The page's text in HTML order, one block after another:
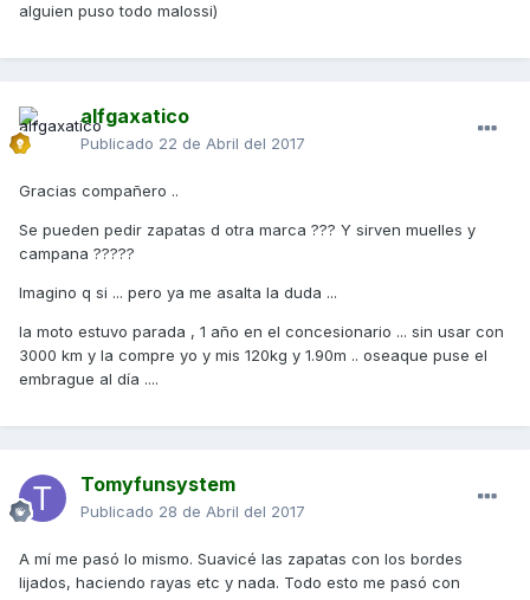
alguien puso todo malossi)
alfgaxatico
Publicado 22 de Abril del 2017
Gracias compañero ..
Se pueden pedir zapatas d otra marca ??? Y sirven muelles y
campana ?????
Imagino q si ... pero ya me asalta la duda ...
la moto estuvo parada , 1 año en el concesionario ... sin usar con
3000 km y la compre yo y mis 120kg y 1.90m .. oseaque puse el
embrague al día ....
Tomyfunsystem
Publicado 28 de Abril del 2017
A mí me pasó lo mismo. Suavicé las zapatas con los bordes
lijados, haciendo rayas etc y nada. Todo esto me pasó con